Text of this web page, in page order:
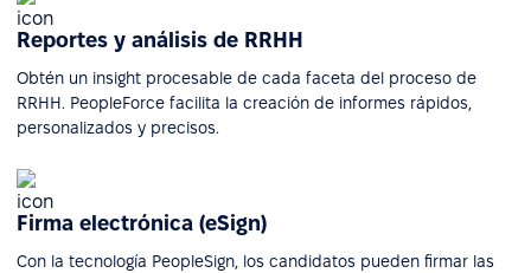
Reportes y análisis de RRHH
Obtén un insight procesable de cada faceta del proceso de
RRHH. PeopleForce facilita la creación de informes rápidos,
personalizados y precisos.
Firma electrónica (eSign)
Con la tecnología PeopleSign, los candidatos pueden firmar las